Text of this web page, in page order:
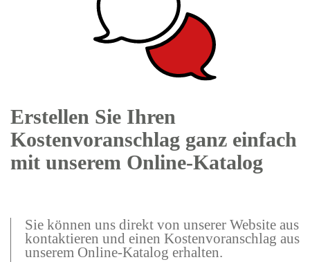
Erstellen Sie Ihren
Kostenvoranschlag ganz einfach
mit unserem Online-Katalog
Sie können uns direkt von unserer Website aus
kontaktieren und einen Kostenvoranschlag aus
unserem Online-Katalog erhalten.